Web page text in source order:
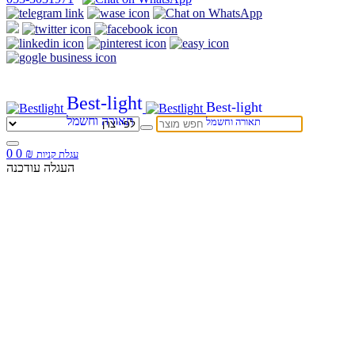
Best-light
תאורה וחשמל
Best-light
תאורה וחשמל
0 עגלת קניות ₪
0
העגלה עודכנה